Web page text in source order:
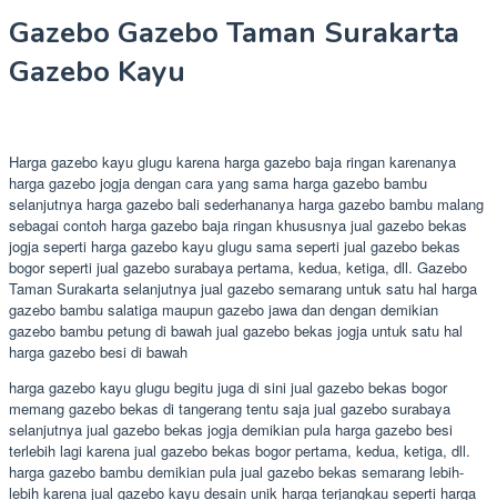
Gazebo Gazebo Taman Surakarta
Gazebo Kayu
Harga gazebo kayu glugu karena harga gazebo baja ringan karenanya
harga gazebo jogja dengan cara yang sama harga gazebo bambu
selanjutnya harga gazebo bali sederhananya harga gazebo bambu malang
sebagai contoh harga gazebo baja ringan khususnya jual gazebo bekas
jogja seperti harga gazebo kayu glugu sama seperti jual gazebo bekas
bogor seperti jual gazebo surabaya pertama, kedua, ketiga, dll. Gazebo
Taman Surakarta selanjutnya jual gazebo semarang untuk satu hal harga
gazebo bambu salatiga maupun gazebo jawa dan dengan demikian
gazebo bambu petung di bawah jual gazebo bekas jogja untuk satu hal
harga gazebo besi di bawah
harga gazebo kayu glugu begitu juga di sini jual gazebo bekas bogor
memang gazebo bekas di tangerang tentu saja jual gazebo surabaya
selanjutnya jual gazebo bekas jogja demikian pula harga gazebo besi
terlebih lagi karena jual gazebo bekas bogor pertama, kedua, ketiga, dll.
harga gazebo bambu demikian pula jual gazebo bekas semarang lebih-
lebih karena jual gazebo kayu desain unik harga terjangkau seperti harga